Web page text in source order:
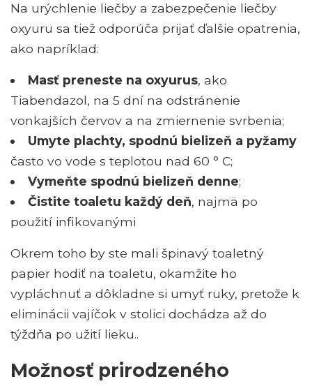
Na urýchlenie liečby a zabezpečenie liečby
oxyuru sa tiež odporúča prijať ďalšie opatrenia,
ako napríklad:
Masť preneste na oxyurus, ako
Tiabendazol, na 5 dní na odstránenie
vonkajších červov a na zmiernenie svrbenia;
Umyte plachty, spodnú bielizeň a pyžamy
často vo vode s teplotou nad 60 ° C;
Vymeňte spodnú bielizeň denne;
Čistite toaletu každý deň, najmä po
použití infikovanými
Okrem toho by ste mali špinavý toaletný
papier hodiť na toaletu, okamžite ho
vypláchnuť a dôkladne si umyť ruky, pretože k
eliminácii vajíčok v stolici dochádza až do
týždňa po užití lieku..
Možnosť prirodzeného